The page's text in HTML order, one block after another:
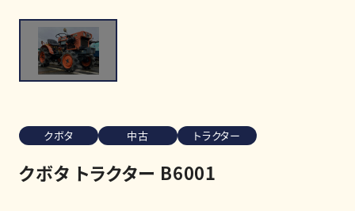
買取実績
0120-968-258
クボタ 中古 トラクター
クボタ トラクター B6001